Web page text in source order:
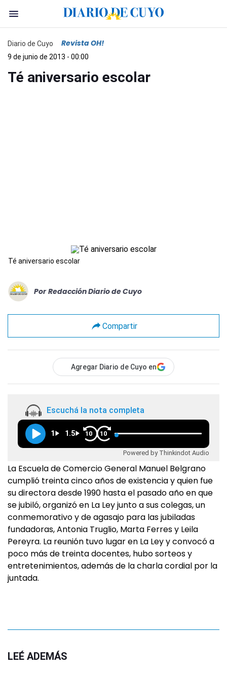
Diario de Cuyo Revista OH!
9 de junio de 2013 - 00:00
Té aniversario escolar
Té aniversario escolar
Por Redacción Diario de Cuyo
Compartir
Agregar Diario de Cuyo en
Escuchá la nota completa
1 1.5 10 10
Powered by Thinkindot Audio
La Escuela de Comercio General Manuel Belgrano
cumplió treinta cinco años de existencia y quien fue
su directora desde 1990 hasta el pasado año en que
se jubiló, organizó en La Ley junto a sus colegas, un
conmemorativo y de agasajo para las jubiladas
fundadoras, Antonia Truglio, Marta Ferres y Leila
Pereyra. La reunión tuvo lugar en La Ley y convocó a
poco más de treinta docentes, hubo sorteos y
entretenimientos, además de la charla cordial por la
juntada.
LEÉ ADEMÁS